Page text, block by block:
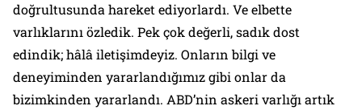
doğrultusunda hareket ediyorlardı. Ve elbette
varlıklarını özledik. Pek çok değerli, sadık dost
edindik; hâlâ iletişimdeyiz. Onların bilgi ve
deneyiminden yararlandığımız gibi onlar da
bizimkinden yararlandı. ABD’nin askeri varlığı artık